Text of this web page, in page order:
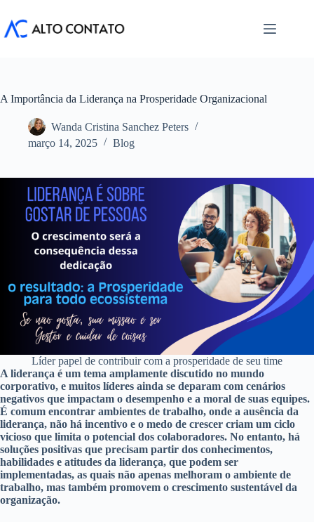
para
A Importância da Liderança na Prosperidade Organizacional
Wanda Cristina Sanchez Peters
março 14, 2025
Blog
Líder papel de contribuir com a prosperidade de seu time
A liderança é um tema amplamente discutido no mundo
corporativo, e muitos líderes ainda se deparam com cenários
negativos que impactam o desempenho e a moral de suas equipes.
É comum encontrar ambientes de trabalho, onde a ausência da
liderança, não há incentivo e o medo de crescer criam um ciclo
vicioso que limita o potencial dos colaboradores. No entanto, há
soluções positivas que precisam partir dos conhecimentos,
habilidades e atitudes da liderança, que podem ser
implementadas, as quais não apenas melhoram o ambiente de
trabalho, mas também promovem o crescimento sustentável da
organização.